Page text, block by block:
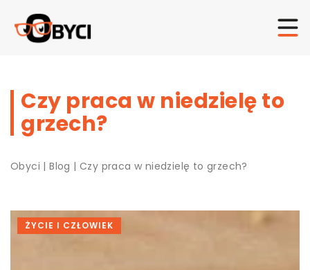
Czy praca w niedzielę to
grzech?
Obyci |Blog |Czy praca w niedzielę to grzech?
ŻYCIE I CZŁOWIEK